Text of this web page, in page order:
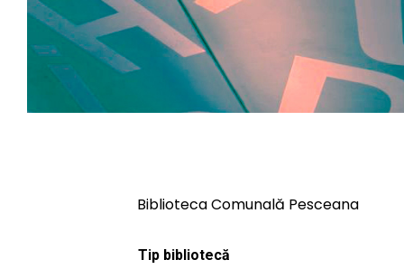
Biblioteca Comunală Pesceana
Tip bibliotecă